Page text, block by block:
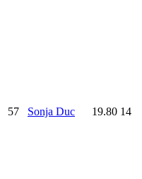
57 Sonja Duc 19.80 14